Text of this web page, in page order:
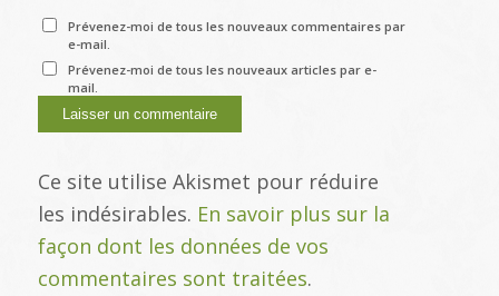
Prévenez-moi de tous les nouveaux commentaires par
e-mail.
Prévenez-moi de tous les nouveaux articles par e-
mail.
Ce site utilise Akismet pour réduire
les indésirables. En savoir plus sur la
façon dont les données de vos
commentaires sont traitées.